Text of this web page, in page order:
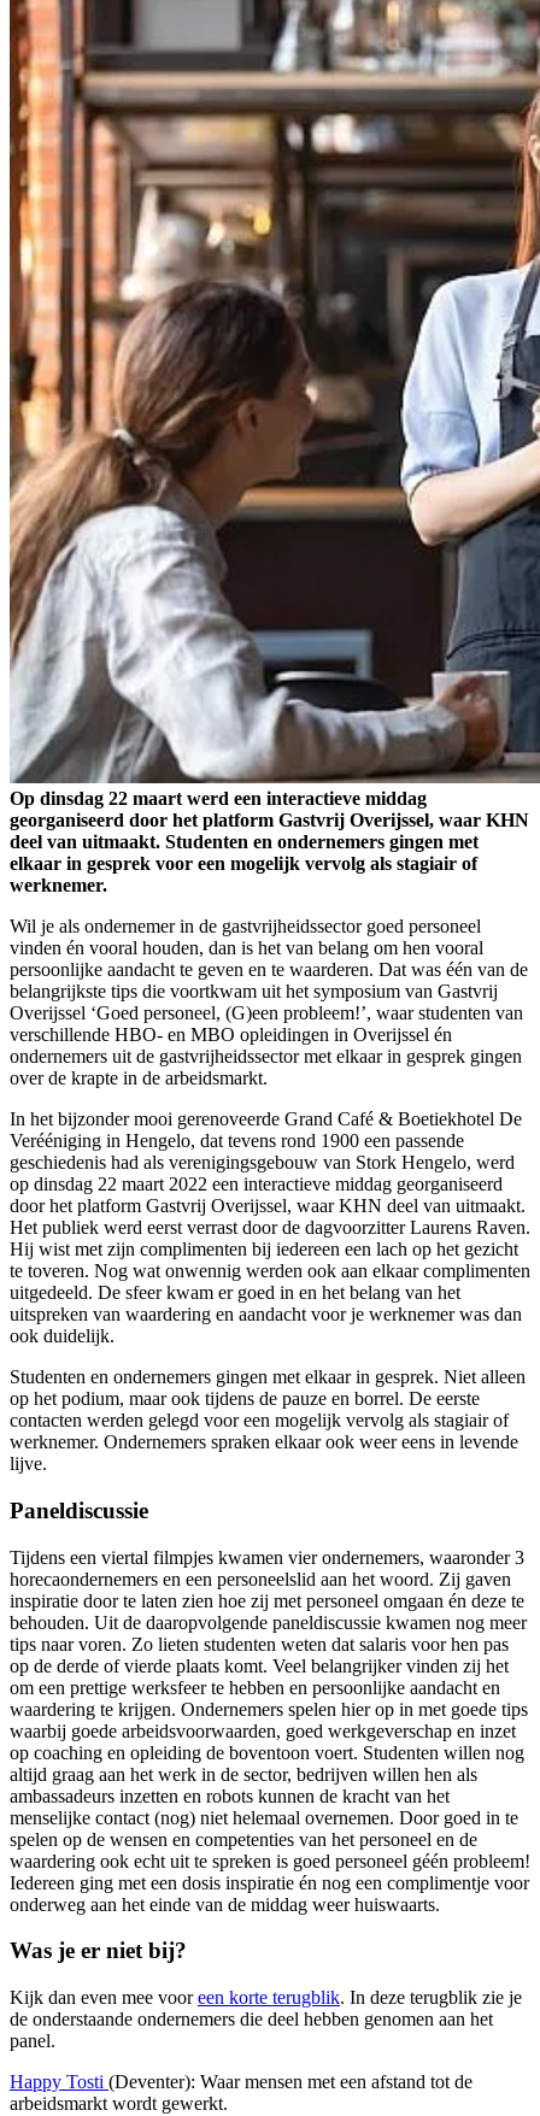
Op dinsdag 22 maart werd een interactieve middag
georganiseerd door het platform Gastvrij Overijssel, waar KHN
deel van uitmaakt. Studenten en ondernemers gingen met
elkaar in gesprek voor een mogelijk vervolg als stagiair of
werknemer.
Wil je als ondernemer in de gastvrijheidssector goed personeel
vinden én vooral houden, dan is het van belang om hen vooral
persoonlijke aandacht te geven en te waarderen. Dat was één van de
belangrijkste tips die voortkwam uit het symposium van Gastvrij
Overijssel ‘Goed personeel, (G)een probleem!’, waar studenten van
verschillende HBO- en MBO opleidingen in Overijssel én
ondernemers uit de gastvrijheidssector met elkaar in gesprek gingen
over de krapte in de arbeidsmarkt.
In het bijzonder mooi gerenoveerde Grand Café & Boetiekhotel De
Verééniging in Hengelo, dat tevens rond 1900 een passende
geschiedenis had als verenigingsgebouw van Stork Hengelo, werd
op dinsdag 22 maart 2022 een interactieve middag georganiseerd
door het platform Gastvrij Overijssel, waar KHN deel van uitmaakt.
Het publiek werd eerst verrast door de dagvoorzitter Laurens Raven.
Hij wist met zijn complimenten bij iedereen een lach op het gezicht
te toveren. Nog wat onwennig werden ook aan elkaar complimenten
uitgedeeld. De sfeer kwam er goed in en het belang van het
uitspreken van waardering en aandacht voor je werknemer was dan
ook duidelijk.
Studenten en ondernemers gingen met elkaar in gesprek. Niet alleen
op het podium, maar ook tijdens de pauze en borrel. De eerste
contacten werden gelegd voor een mogelijk vervolg als stagiair of
werknemer. Ondernemers spraken elkaar ook weer eens in levende
lijve.
Paneldiscussie
Tijdens een viertal filmpjes kwamen vier ondernemers, waaronder 3
horecaondernemers en een personeelslid aan het woord. Zij gaven
inspiratie door te laten zien hoe zij met personeel omgaan én deze te
behouden. Uit de daaropvolgende paneldiscussie kwamen nog meer
tips naar voren. Zo lieten studenten weten dat salaris voor hen pas
op de derde of vierde plaats komt. Veel belangrijker vinden zij het
om een prettige werksfeer te hebben en persoonlijke aandacht en
waardering te krijgen. Ondernemers spelen hier op in met goede tips
waarbij goede arbeidsvoorwaarden, goed werkgeverschap en inzet
op coaching en opleiding de boventoon voert. Studenten willen nog
altijd graag aan het werk in de sector, bedrijven willen hen als
ambassadeurs inzetten en robots kunnen de kracht van het
menselijke contact (nog) niet helemaal overnemen. Door goed in te
spelen op de wensen en competenties van het personeel en de
waardering ook echt uit te spreken is goed personeel géén probleem!
Iedereen ging met een dosis inspiratie én nog een complimentje voor
onderweg aan het einde van de middag weer huiswaarts.
Was je er niet bij?
Kijk dan even mee vooreen korte terugblik. In deze terugblik zie je
de onderstaande ondernemers die deel hebben genomen aan het
panel.
Happy Tosti (Deventer): Waar mensen met een afstand tot de
arbeidsmarkt wordt gewerkt.